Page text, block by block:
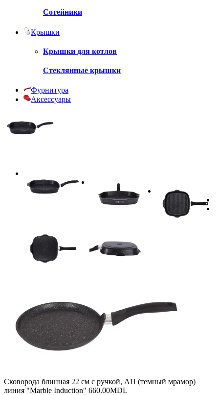
Сотейники
Крышки
Крышки для котлов
Стеклянные крышки
Фурнитура
Аксессуары
Сковорода блинная 22 см с ручкой, АП (темный мрамор)
линия "Marble Induction" 660.00MDL